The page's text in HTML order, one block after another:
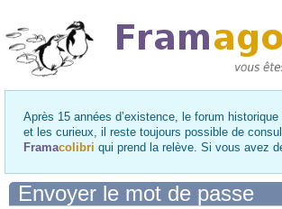
Après 15 années d’existence, le forum
et les curieux, il reste toujours possible de
Framacolibri qui prend la relève. Si vous avez
Envoyer le mot de passe